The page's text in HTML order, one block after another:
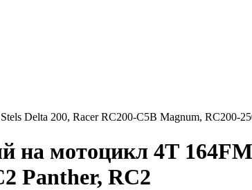
Delta 200, Racer RC200-C5B Magnum, RC200-
на мотоцикл 4Т
Panther, RC2